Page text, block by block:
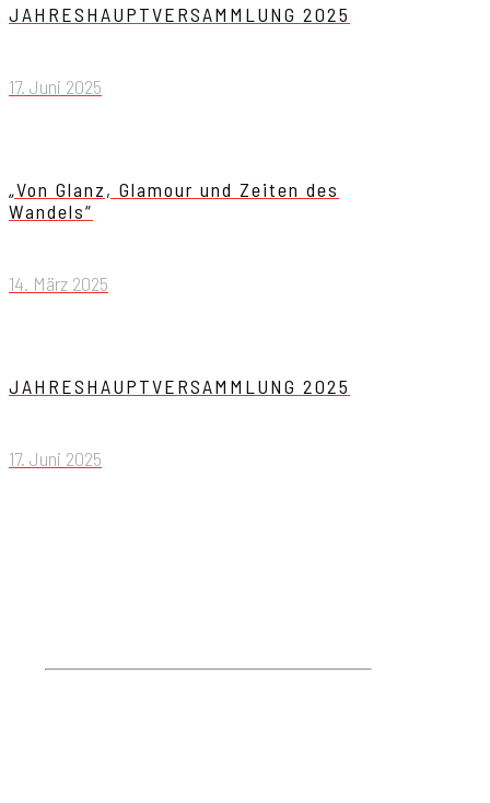
JAHRESHAUPTVERSAMMLUNG 2025
17. Juni 2025
„Von Glanz, Glamour und Zeiten des
Wandels“
14. März 2025
JAHRESHAUPTVERSAMMLUNG 2025
17. Juni 2025